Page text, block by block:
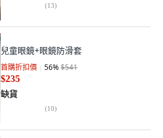
(13)
兒童眼鏡+眼鏡防滑套
首購折扣價 56%$541
$235
缺貨
(10)